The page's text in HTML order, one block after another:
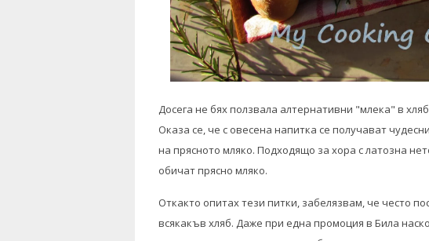
Досега не бях ползвала алтернативни "млека" в
Оказа се, че с овесена напитка се получават
на прясното мляко. Подходящо за хора с латозна
обичат прясно мляко.
Откакто опитах тези питки, забелязвам, че често
всякакъв хляб. Даже при една промоция в Била